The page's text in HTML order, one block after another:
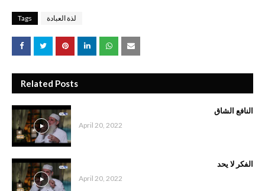
Tags لذة العبادة
Related Posts
النافع الشاق
April 20, 2022
الفكر لا يحد
April 20, 2022